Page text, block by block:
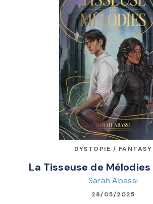
DYSTOPIE / FANTASY
La Tisseuse de
Sarah Abassi
28/05/2025